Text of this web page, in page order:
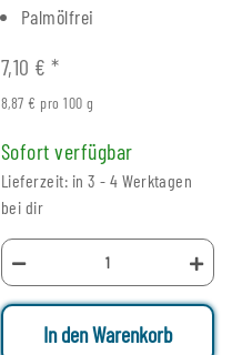
Palmölfrei
7,10 €*
8,87 € pro 100 g
Sofort verfügbar
Lieferzeit: in 3 - 4 Werktagen
bei dir
In den Warenkorb